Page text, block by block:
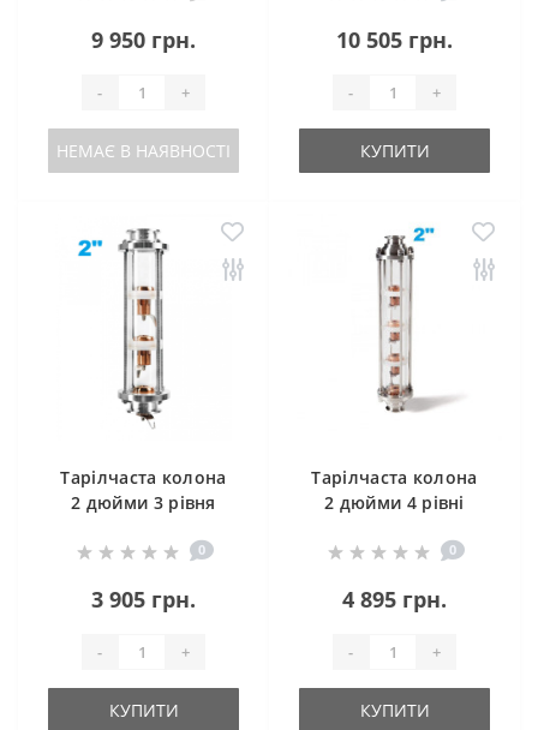
9 950 грн.
- +
НЕМАЄ В НАЯВНОСТІ
10 505 грн.
- +
КУПИТИ
Тарілчаста колона
2 дюйми 3 рівня
0
3 905 грн.
- +
КУПИТИ
Тарілчаста колона
2 дюйми 4 рівні
0
4 895 грн.
- +
КУПИТИ